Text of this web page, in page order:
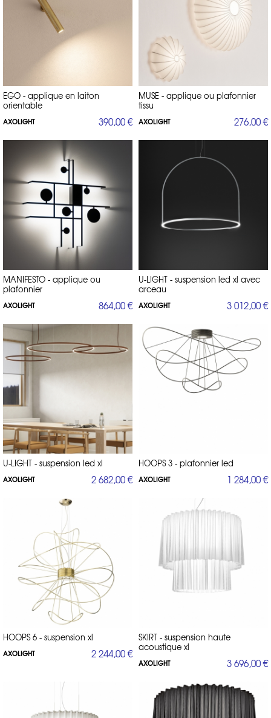
EGO - applique en laiton
orientable
AXOLIGHT 390,00 €
MUSE - applique ou plafonnier
tissu
AXOLIGHT 276,00 €
MANIFESTO - applique ou
plafonnier
AXOLIGHT 864,00 €
U-LIGHT - suspension led xl avec
arceau
AXOLIGHT 3 012,00 €
U-LIGHT - suspension led xl
AXOLIGHT 2 682,00 €
HOOPS 3 - plafonnier led
AXOLIGHT 1 284,00 €
HOOPS 6 - suspension xl
AXOLIGHT 2 244,00 €
SKIRT - suspension haute
acoustique xl
AXOLIGHT 3 696,00 €